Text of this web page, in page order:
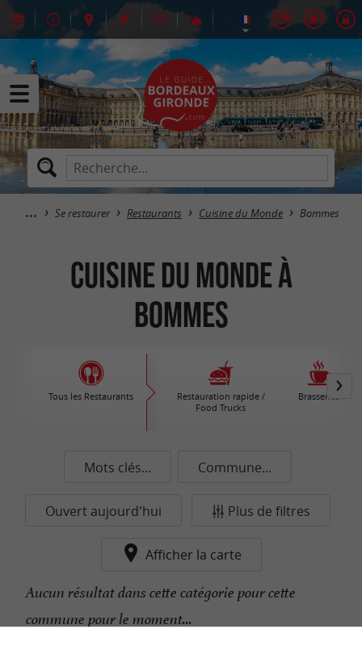
Se restaurer Restaurants Cuisine du Monde Bommes
Cuisine du Monde à
Bommes
Tous les Restaurants
Restauration rapide /
Food Trucks
Brasseries
Mots clés... Commune...
Ouvert aujourd'hui Plus de filtres
Afficher la carte
Aucun résultat dans cette catégorie pour cette
commune pour le moment...